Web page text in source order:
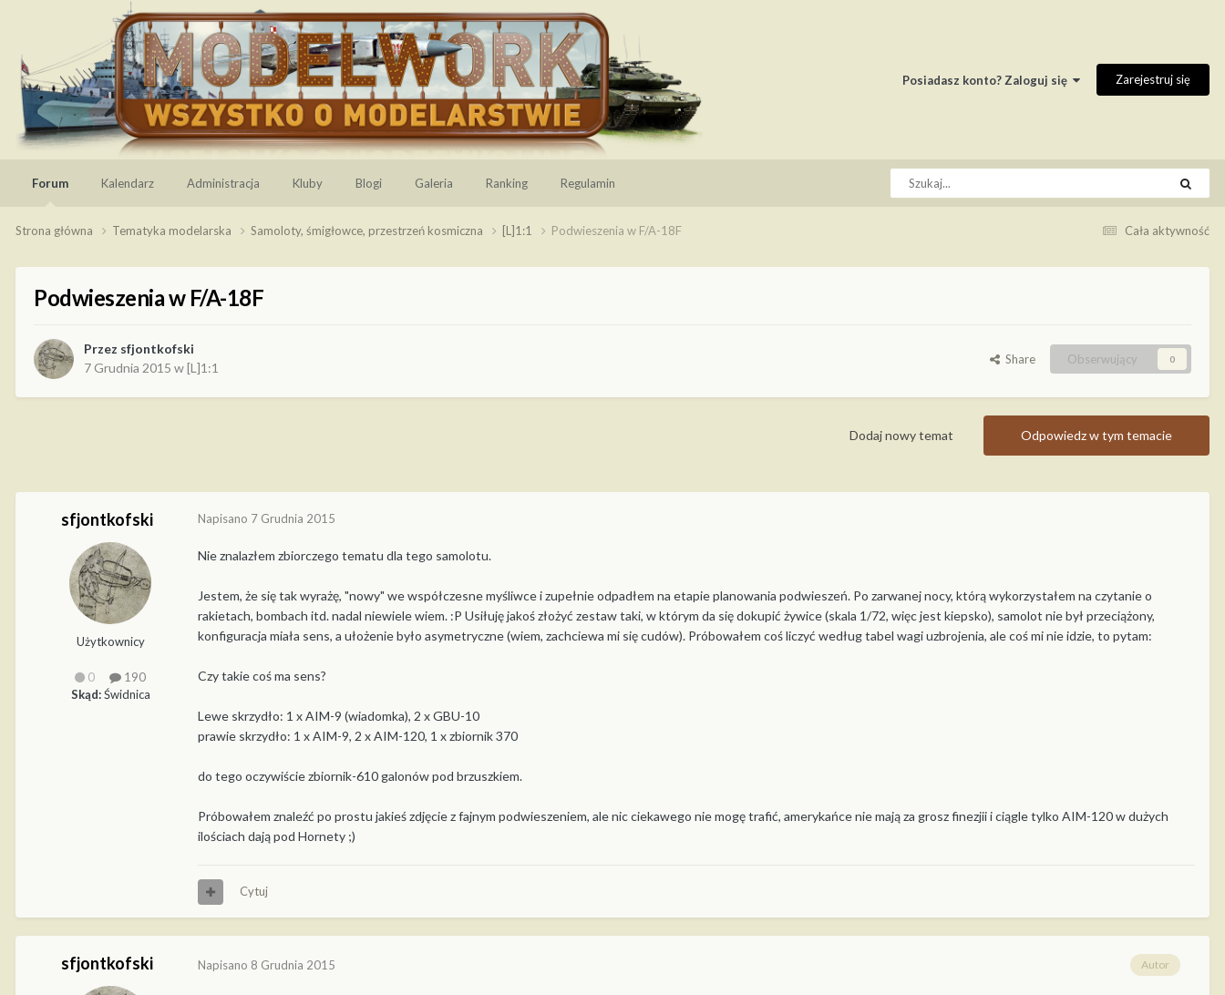
Posiadasz konto? Zaloguj się Zarejestruj się
Forum Kalendarz Administracja Kluby Blogi Galeria Ranking Regulamin
Cała aktywność
Strona główna Tematyka modelarska Samoloty, śmigłowce, przestrzeń kosmiczna [L]1:1 Podwieszenia w F/A-18F
Podwieszenia w F/A-18F
Przez sfjontkofski
7 Grudnia 2015 w[L]1:1
Share Obserwujący 0
Odpowiedz w tym temacie
Dodaj nowy temat
sfjontkofski
Użytkownicy
0
190
Skąd:Świdnica
Napisano 7 Grudnia 2015
Nie znalazłem zbiorczego tematu dla tego samolotu.
Jestem, że się tak wyrażę, "nowy" we współczesne myśliwce i zupełnie odpadłem na etapie planowania podwieszeń. Po zarwanej nocy, którą wykorzystałem na czytanie o
rakietach, bombach itd. nadal niewiele wiem. :P Usiłuję jakoś złożyć zestaw taki, w którym da się dokupić żywice (skala 1/72, więc jest kiepsko), samolot nie był przeciążony,
konfiguracja miała sens, a ułożenie było asymetryczne (wiem, zachciewa mi się cudów). Próbowałem coś liczyć według tabel wagi uzbrojenia, ale coś mi nie idzie, to pytam:
Czy takie coś ma sens?
Lewe skrzydło: 1 x AIM-9 (wiadomka), 2 x GBU-10
prawie skrzydło: 1 x AIM-9, 2 x AIM-120, 1 x zbiornik 370
do tego oczywiście zbiornik-610 galonów pod brzuszkiem.
Próbowałem znaleźć po prostu jakieś zdjęcie z fajnym podwieszeniem, ale nic ciekawego nie mogę trafić, amerykańce nie mają za grosz finezjii i ciągle tylko AIM-120 w dużych
ilościach dają pod Hornety ;)
Cytuj
sfjontkofski Autor
Napisano 8 Grudnia 2015